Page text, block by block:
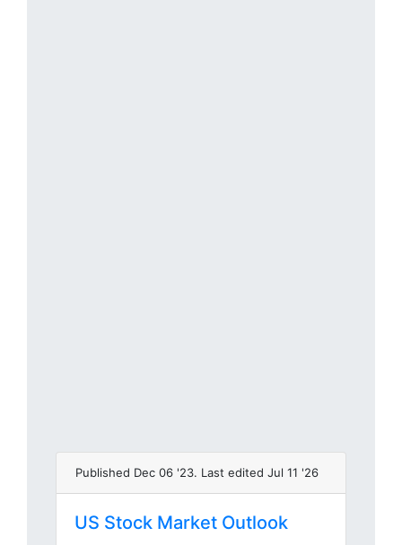
Published Dec 06 '23. Last edited Jul 11 '26
US Stock Market Outlook